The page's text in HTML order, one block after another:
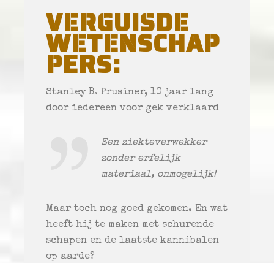
VERGUISDE
WETENSCHAP
PERS:
Stanley B. Prusiner, 10 jaar lang
door iedereen voor gek verklaard
Een ziekteverwekker
zonder erfelijk
materiaal, onmogelijk!
Maar toch nog goed gekomen. En wat
heeft hij te maken met schurende
schapenen de laatste kannibalen
op aarde?